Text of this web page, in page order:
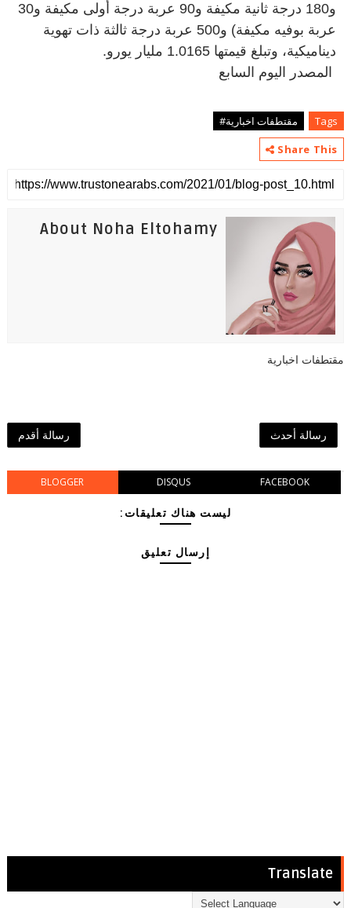
و180 درجة ثانية مكيفة و90 عربة درجة أولى مكيفة و30
عربة بوفيه مكيفة) و500 عربة درجة ثالثة ذات تهوية
ديناميكية، وتبلغ قيمتها 1.0165 مليار يورو
.
المصدر اليوم السابع
Tags
مقتطفات اخبارية#
Share This
About Noha Eltohamy
مقتطفات اخبارية
رسالة أحدث رسالة أقدم
BLOGGER DISQUS FACEBOOK
ليست هناك تعليقات:
إرسال تعليق
Translate